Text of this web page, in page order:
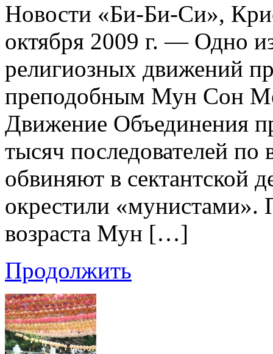
Новости «Би-Би-Си»,
октября 2009 г. — Одно
религиозных движений
преподобным Мун Сон
Движение Объединения
тысяч последователей
обвиняют в сектантской
окрестили «мунистами».
возраста Мун […]
Продолжить